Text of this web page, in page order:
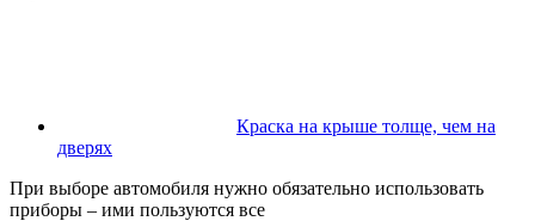
Краска на крыше толще, чем на
дверях
При выборе автомобиля нужно обязательно использовать
приборы – ими пользуются все